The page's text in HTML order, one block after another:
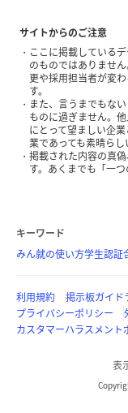
サイトからのご注意
ここに掲載している
のものではありませ
更や採用担当者が変
す。
また、言うまでもな
ものに過ぎません。
にとって望ましい企
業であっても素晴らし
掲載された内容の真
す。あくまでも「一
キーワード
みん就の使い方学生認証
利用規約 掲示板ガイド
プライバシーポリシー
カスタマーハラスメント
表